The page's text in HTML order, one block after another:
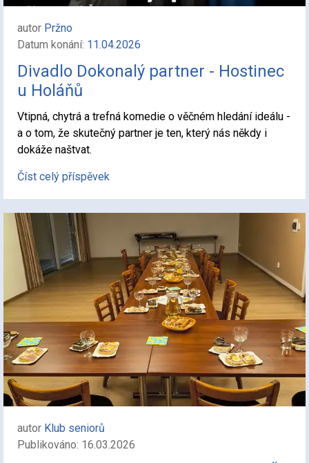
autor Pržno
Datum konání: 11.04.2026
Divadlo Dokonalý partner - Hostinec
u Holáňů
Vtipná, chytrá a trefná komedie o věčném hledání ideálu -
a o tom, že skutečný partner je ten, který nás někdy i
dokáže naštvat.
Číst celý příspěvek
autor Klub seniorů
Publikováno: 16.03.2026